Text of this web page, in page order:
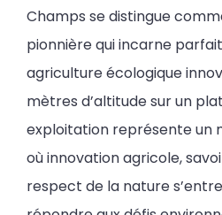
Champs se distingue
pionnière qui incarne
agriculture écologique
mètres d’altitude sur un
exploitation représente un
où innovation agricole,
respect de la nature